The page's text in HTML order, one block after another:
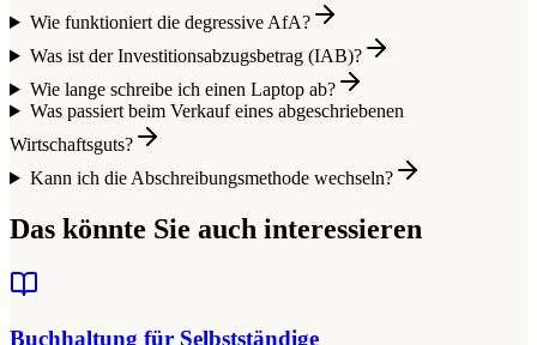
Wie funktioniert die degressive AfA?
Was ist der Investitionsabzugsbetrag (IAB)?
Wie lange schreibe ich einen Laptop ab?
Was passiert beim Verkauf eines abgeschriebenen
Wirtschaftsguts?
Kann ich die Abschreibungsmethode wechseln?
Das könnte Sie auch interessieren
Buchhaltung für Selbstständige